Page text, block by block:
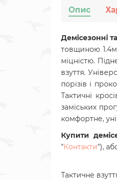
Опис
Демісезонні
товщиною
міцністю.
взуття.
порізів і
Тактичні
заміських
комфортне,
Купити
"Контакти"),
Тактичне